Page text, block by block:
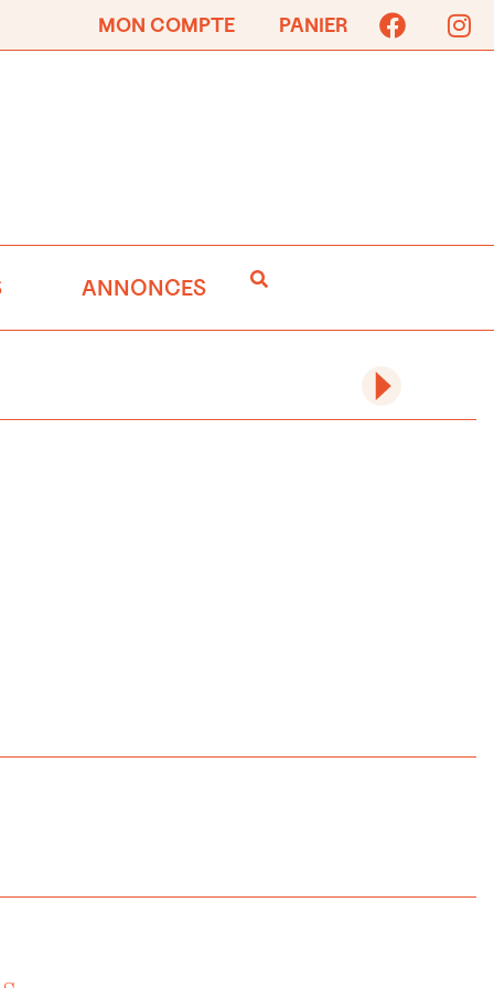
MON COMPTE PANIER
ANNONCES